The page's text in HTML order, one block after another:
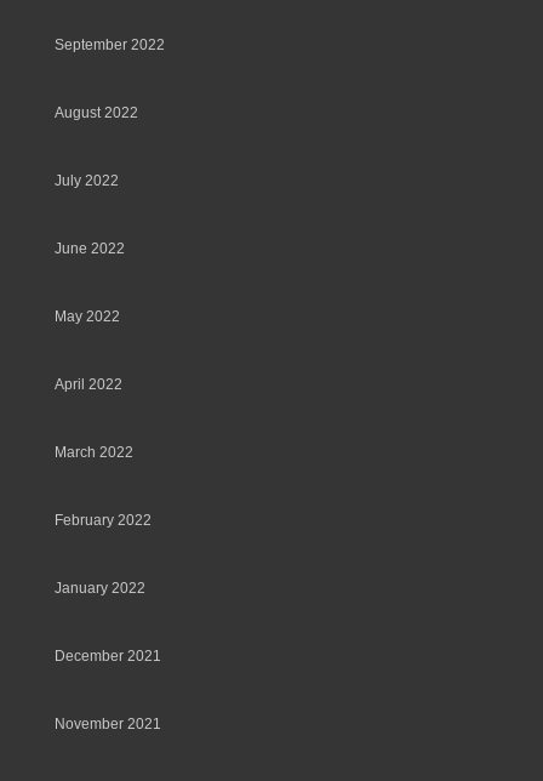
September 2022
August 2022
July 2022
June 2022
May 2022
April 2022
March 2022
February 2022
January 2022
December 2021
November 2021